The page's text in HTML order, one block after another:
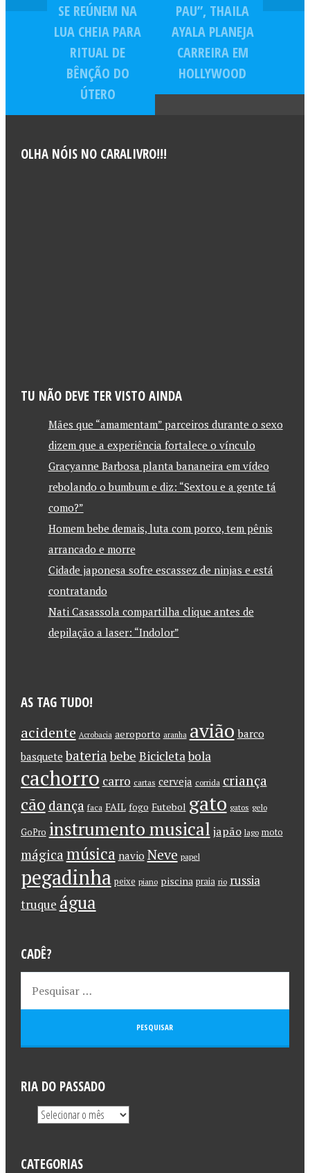
SE REÚNEM NA
LUA CHEIA PARA
RITUAL DE
BÊNÇÃO DO
ÚTERO
PAU”, THAILA
AYALA PLANEJA
CARREIRA EM
HOLLYWOOD
OLHA NÓIS NO CARALIVRO!!!
TU NÃO DEVE TER VISTO AINDA
Mães que “amamentam” parceiros durante o sexo
dizem que a experiência fortalece o vínculo
Gracyanne Barbosa planta bananeira em vídeo
rebolando o bumbum e diz: “Sextou e a gente tá
como?”
Homem bebe demais, luta com porco, tem pênis
arrancado e morre
Cidade japonesa sofre escassez de ninjas e está
contratando
Nati Casassola compartilha clique antes de
depilação a laser: “Indolor”
AS TAG TUDO!
acidente Acrobacia aeroporto aranha avião barco
basquete bateria bebe Bicicletabola
cachorro carro cartas cerveja corrida criança
cão dança faca FAIL fogo Futebol gato gatos gelo
GoPro instrumento musical japão lago moto
mágica música navio Neve papel
pegadinha peixe piano piscina praia rio russia
truque água
CADÊ?
RIA DO PASSADO
CATEGORIAS